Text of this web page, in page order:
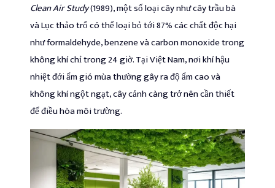
Clean Air Study(1989), một số loại cây như cây trầu bà
và Lục thảo trổ có thể loại bỏ tới 87% các chất độc hại
như formaldehyde, benzene và carbon monoxide trong
không khí chỉ trong 24 giờ. Tại Việt Nam, nơi khí hậu
nhiệt đới ẩm gió mùa thường gây ra độ ẩm cao và
không khí ngột ngạt, cây cảnh càng trở nên cần thiết
để điều hòa môi trường.